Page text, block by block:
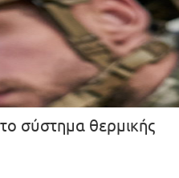
σύστημα θερμικής